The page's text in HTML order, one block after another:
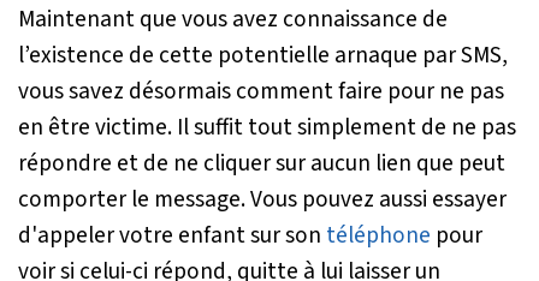
Maintenant que vous avez connaissance de
l’existence de cette potentielle arnaque par SMS,
vous savez désormais comment faire pour ne pas
en être victime. Il suffit tout simplement de ne pas
répondre et de ne cliquer sur aucun lien que peut
comporter le message. Vous pouvez aussi essayer
d'appeler votre enfant sur son téléphone pour
voir si celui-ci répond, quitte à lui laisser un